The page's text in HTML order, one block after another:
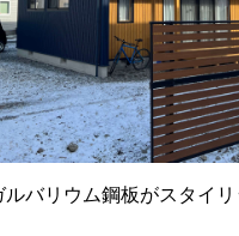
ルバリウム鋼板がスタイ